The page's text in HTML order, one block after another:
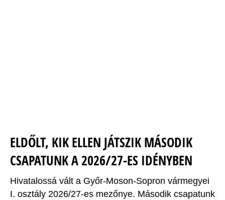
ELDŐLT, KIK ELLEN JÁTSZIK MÁSODIK
CSAPATUNK A 2026/27-ES IDÉNYBEN
Hivatalossá vált a Győr-Moson-Sopron vármegyei
I. osztály 2026/27-es mezőnye. Második csapatunk